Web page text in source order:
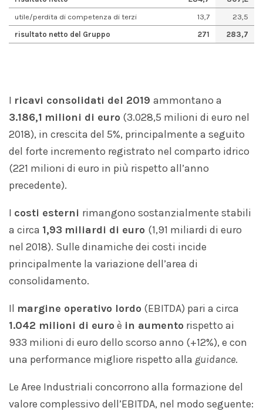
utile/perdita di competenza di terzi
13,7
23,5
risultato netto del Gruppo
271 283,7
I ricavi consolidati del 2019 ammontano a
3.186,1 milioni di euro (3.028,5 milioni di euro nel
2018), in crescita del 5%, principalmente a seguito
del forte incremento registrato nel comparto idrico
(221 milioni di euro in più rispetto all’anno
precedente).
I costi esterni rimangono sostanzialmente stabili
a circa 1,93 miliardi di euro (1,91 miliardi di euro
nel 2018). Sulle dinamiche dei costi incide
principalmente la variazione dell’area di
consolidamento.
Il margine operativo lordo (EBITDA) pari a circa
1.042 milioni di euro è in aumento rispetto ai
933 milioni di euro dello scorso anno (+12%), e con
una performance migliore rispetto alla guidance.
Le Aree Industriali concorrono alla formazione del
valore complessivo dell’EBITDA, nel modo seguente: